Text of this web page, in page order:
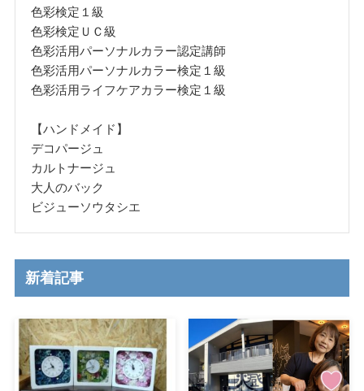
色彩検定１級
色彩検定ＵＣ級
色彩活用パーソナルカラー認定講師
色彩活用パーソナルカラー検定１級
色彩活用ライフケアカラー検定１級
【ハンドメイド】
デコパージュ
カルトナージュ
大人のバック
ビジューソウタシエ
新着記事